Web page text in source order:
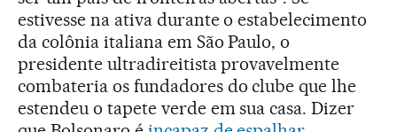
estivesse na ativa durante o estabelecimento
da colônia italiana em São Paulo, o
presidente ultradireitista provavelmente
combateria os fundadores do clube que lhe
estendeu o tapete verde em sua casa. Dizer